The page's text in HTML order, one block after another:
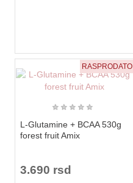
RASPRODATO
★ ★ ★ ★ ★
L-Glutamine + BCAA 530g
forest fruit Amix
3.690 rsd